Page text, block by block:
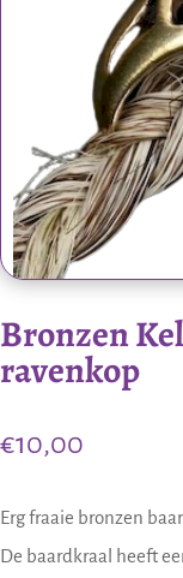
Bronzen
ravenkop
€10,00
Erg fraaie bronzen
De baardkraal heeft